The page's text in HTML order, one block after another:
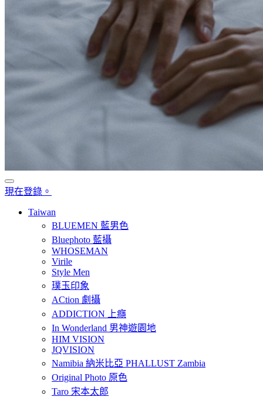
現在登錄。
Taiwan
BLUEMEN 藍男色
Bluephoto 藍攝
WHOSEMAN
Virile
Style Men
璞玉印象
ACtion 劇攝
ADDICTION 上癮
In Wonderland 男神遊園地
HIM VISION
JQVISION
Namibia 納米比亞 PHALLUST Zambia
Original Photo 原色
Taro 宋本太郎